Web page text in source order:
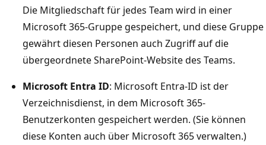
Die Mitgliedschaft für jedes Team wird in einer
Microsoft 365-Gruppe gespeichert, und diese Gruppe
gewährt diesen Personen auch Zugriff auf die
übergeordnete SharePoint-Website des Teams.
Microsoft Entra ID: Microsoft Entra-ID ist der
Verzeichnisdienst, in dem Microsoft 365-
Benutzerkonten gespeichert werden. (Sie können
diese Konten auch über Microsoft 365 verwalten.)